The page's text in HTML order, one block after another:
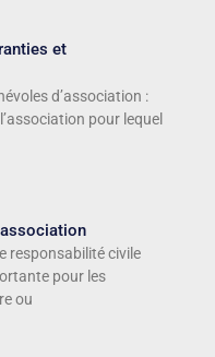
et
d’association :
pour lequel
association
responsabilité civile
pour les
ou